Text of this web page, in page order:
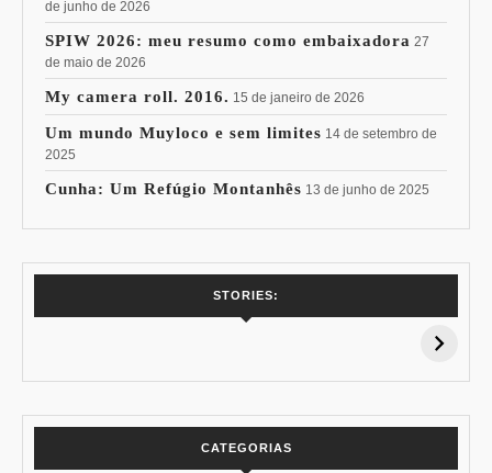
de junho de 2026
SPIW 2026: meu resumo como embaixadora 27
de maio de 2026
My camera roll. 2016. 15 de janeiro de 2026
Um mundo Muyloco e sem limites 14 de setembro de
2025
Cunha: Um Refúgio Montanhês 13 de junho de 2025
STORIES:
15% de
Pessoal: Os
CATEGORIAS